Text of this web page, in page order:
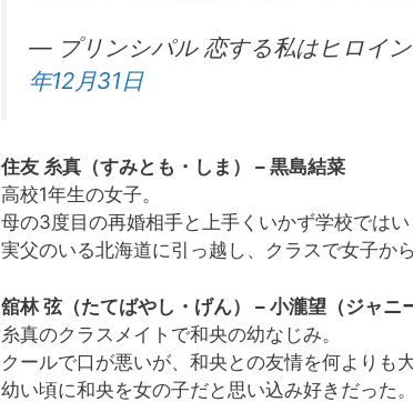
— プリンシパル 恋する私はヒロイ
年12月31日
住友 糸真（すみとも・しま） – 黒島結菜
高校1年生の女子。
母の3度目の再婚相手と上手くいかず学校ではい
実父のいる北海道に引っ越し、クラスで女子か
舘林 弦（たてばやし・げん） – 小瀧望（ジャニ
糸真のクラスメイトで和央の幼なじみ。
クールで口が悪いが、和央との友情を何よりも
幼い頃に和央を女の子だと思い込み好きだった。